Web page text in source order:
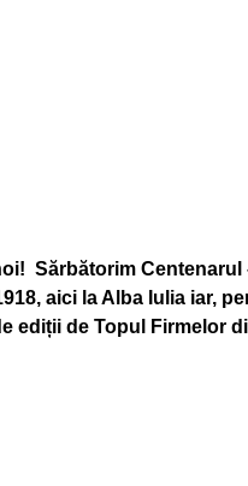
Sărbătorim Centenarul
aici la Alba Iulia iar,
ediții de Topul Firmelor